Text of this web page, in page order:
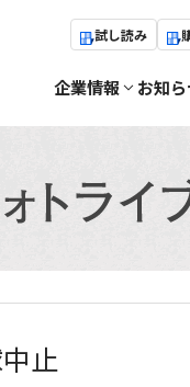
試し読み
企業情報 お知
止